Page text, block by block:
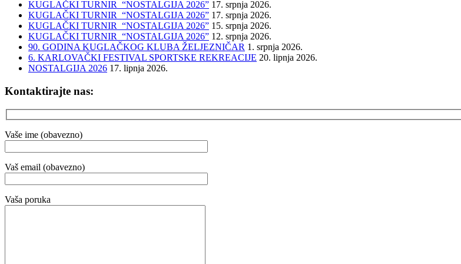
KUGLAČKI TURNIR “NOSTALGIJA 2026” 17. srpnja 2026.
KUGLAČKI TURNIR “NOSTALGIJA 2026” 17. srpnja 2026.
KUGLAČKI TURNIR “NOSTALGIJA 2026” 15. srpnja 2026.
KUGLAČKI TURNIR “NOSTALGIJA 2026” 12. srpnja 2026.
90. GODINA KUGLAČKOG KLUBA ŽELJEZNIČAR 1. srpnja 2026.
6. KARLOVAČKI FESTIVAL SPORTSKE REKREACIJE 20. lipnja 2026.
NOSTALGIJA 2026 17. lipnja 2026.
Kontaktirajte nas:
Vaše ime (obavezno)
Vaš email (obavezno)
Vaša poruka